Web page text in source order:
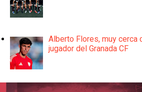
Alberto Flores, muy cerca
jugador del Granada CF